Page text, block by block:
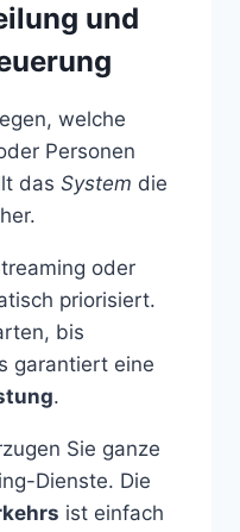
und
welche
Personen
das System die
oder
priorisiert.
bis
garantiert eine
.
Sie ganze
Dienste. Die
ist einfach